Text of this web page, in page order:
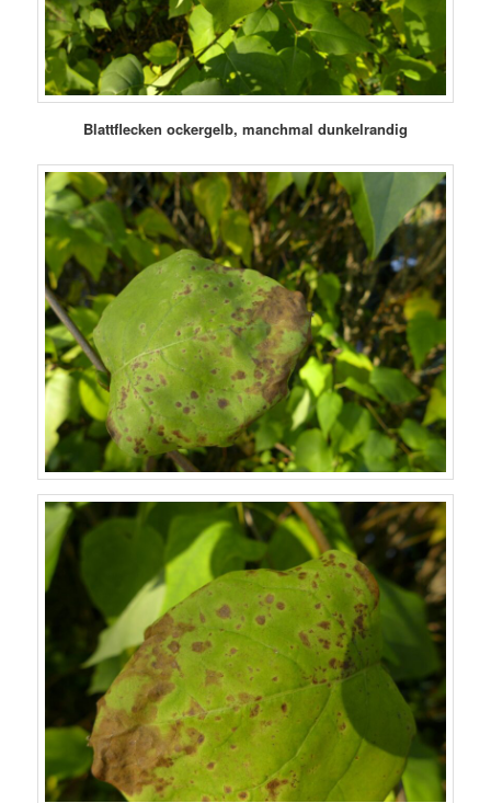
Blattflecken ockergelb, manchmal dunkelrandig